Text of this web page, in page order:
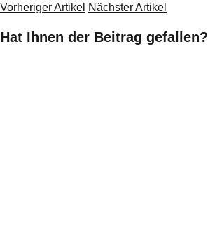
Vorheriger Artikel Nächster Artikel
Hat Ihnen der Beitrag gefallen?